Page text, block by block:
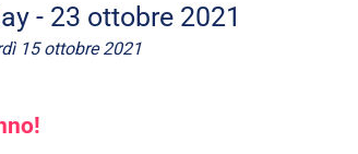
- 23 ottobre 2021
15 ottobre 2021